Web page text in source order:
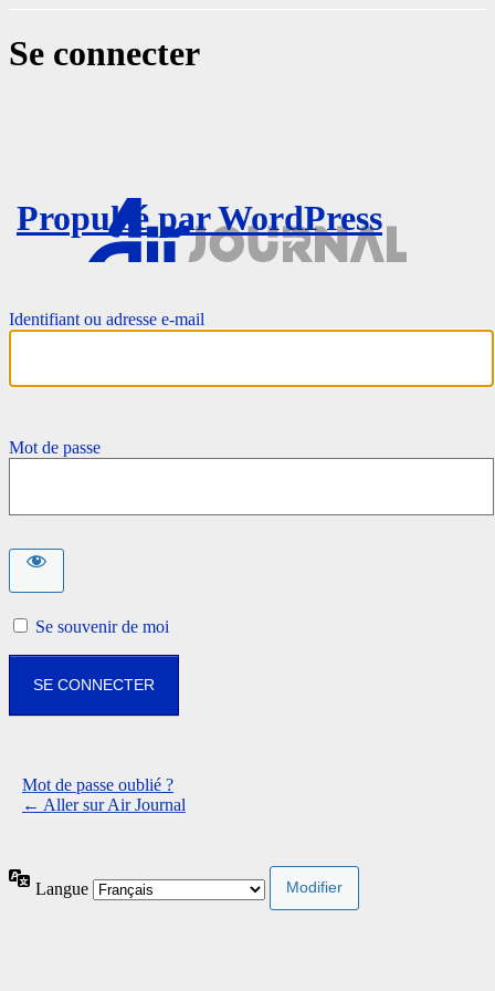
Se connecter
Propulsé par WordPress
Identifiant ou adresse e-mail
Mot de passe
Se souvenir de moi
Mot de passe oublié ?
← Aller sur Air Journal
Langue